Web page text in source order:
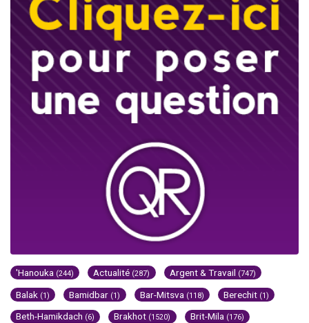
'Hanouka (244) Actualité (287) Argent & Travail (747)
Balak (1) Bamidbar (1) Bar-Mitsva (118) Berechit (1)
Beth-Hamikdach (6) Brakhot (1520) Brit-Mila (176)